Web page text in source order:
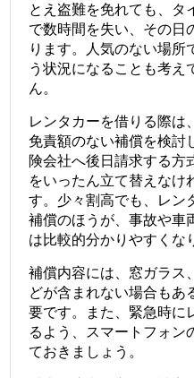
とえ盗難を免れても、タ
で数時間を失い、その日
ります。人気のない場所
う状況になることも考え
ん。
レンタカーを借りる際は
免責額のない補償を検討
険会社へ後日請求する方
をいったん立て替えなけ
す。少々割高でも、レン
補償のほうが、事故や車
は比較的分かりやすくな
補償内容には、窓ガラス
どが含まれない場合もあ
要です。また、緊急時に
るよう、スマートフォン
ておきましょう。